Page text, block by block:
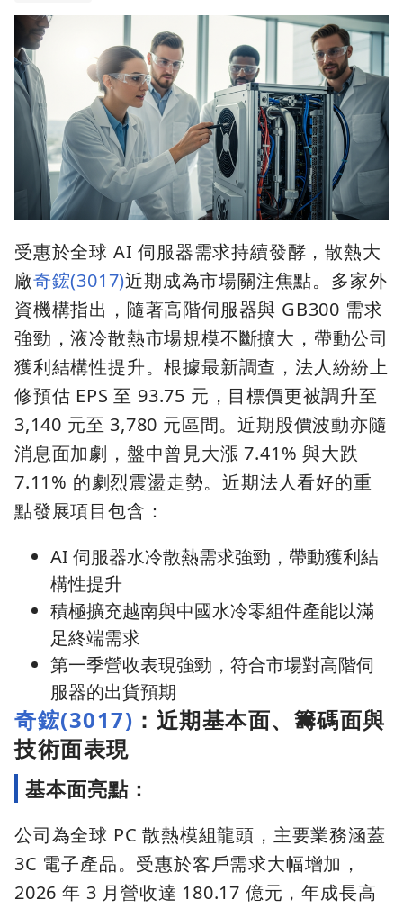
受惠於全球 AI 伺服器需求持續發酵，散熱大
廠奇鋐(3017)近期成為市場關注焦點。多家外
資機構指出，隨著高階伺服器與 GB300 需求
強勁，液冷散熱市場規模不斷擴大，帶動公司
獲利結構性提升。根據最新調查，法人紛紛上
修預估 EPS 至 93.75 元，目標價更被調升至
3,140 元至 3,780 元區間。近期股價波動亦隨
消息面加劇，盤中曾見大漲 7.41% 與大跌
7.11% 的劇烈震盪走勢。近期法人看好的重
點發展項目包含：
AI 伺服器水冷散熱需求強勁，帶動獲利結
構性提升
積極擴充越南與中國水冷零組件產能以滿
足終端需求
第一季營收表現強勁，符合市場對高階伺
服器的出貨預期
奇鋐(3017) ：近期基本面、籌碼面與
技術面表現
基本面亮點：
公司為全球 PC 散熱模組龍頭，主要業務涵蓋
3C 電子產品。受惠於客戶需求大幅增加，
2026 年 3 月營收達 180.17 億元，年成長高